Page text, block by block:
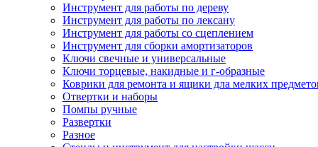
Инструмент для работы по дереву
Инструмент для работы по лексану
Инструмент для работы со сцеплением
Инструмент для сборки амортизаторов
Ключи свечные и универсальные
Ключи торцевые, накидные и г-образные
Коврики для ремонта и ящики дла мелких
Отвертки и наборы
Помпы ручные
Развертки
Разное